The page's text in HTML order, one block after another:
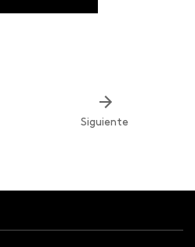
Siguiente